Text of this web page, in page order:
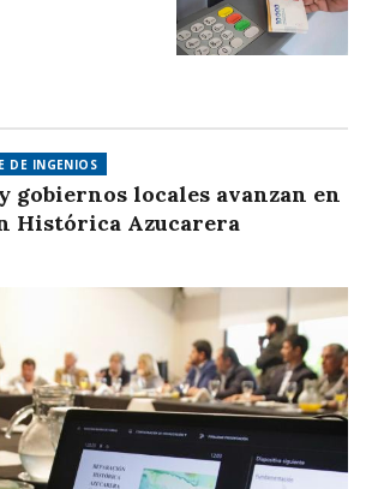
DE INGENIOS
gobiernos locales avanzan en
Histórica Azucarera